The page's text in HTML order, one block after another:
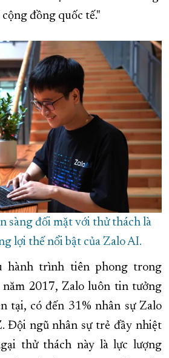
đồng quốc tế."
sàng đối mặt với thử thách là
lợi thế nổi bật của Zalo AI.
hành trình tiên phong trong
2017, Zalo luôn tin tưởng
tại, có đến 31% nhân sự Zalo
Đội ngũ nhân sự trẻ đầy nhiệt
thử thách này là lực lượng